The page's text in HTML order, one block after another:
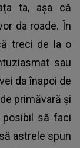
ta, așa că
da roade. În
treci de la o
sau
da înapoi de
primăvară și
posibil să faci
astrele spun